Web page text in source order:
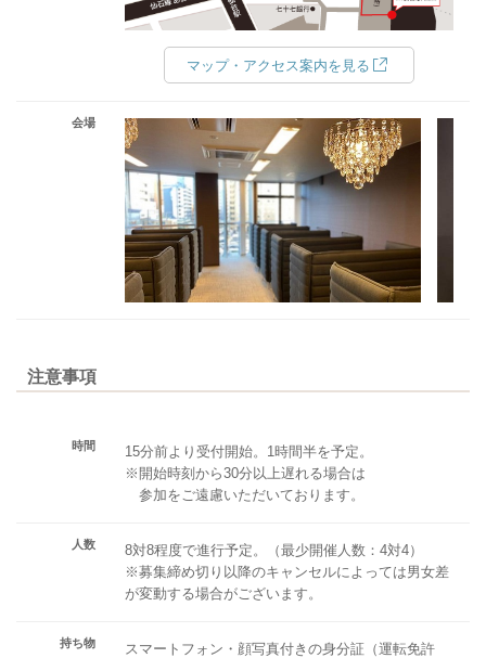
マップ・アクセス案内を見る
会場
注意事項
時間
15分前より受付開始。1時間半を予定。
※開始時刻から30分以上遅れる場合は
参加をご遠慮いただいております。
人数
8対8程度で進行予定。（最少開催人数：4対4）
※募集締め切り以降のキャンセルによっては男女差
が変動する場合がございます。
持ち物
スマートフォン・顔写真付きの身分証（運転免許